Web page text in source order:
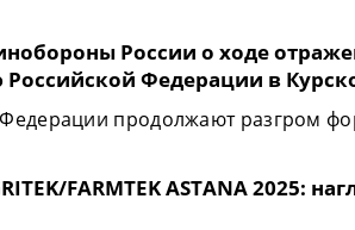
России о ходе
Федерации в
продолжают разгром
FARMTEK ASTANA 2025: